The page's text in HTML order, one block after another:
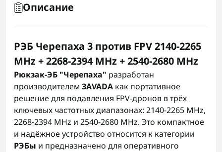
Описание
РЭБ Черепаха 3 против FPV 2140-2265
MHz + 2268-2394 MHz + 2540-2680 MHz
Рюкзак-ЭБ "Черепаха" разработан
производителем ЗАVADA как портативное
решение для подавления FPV-дронов в трёх
ключевых частотных диапазонах: 2140-2265 MHz,
2268-2394 MHz и 2540-2680 MHz. Это компактное
и надёжное устройство относится к категории
РЭБы и предназначено для оперативного